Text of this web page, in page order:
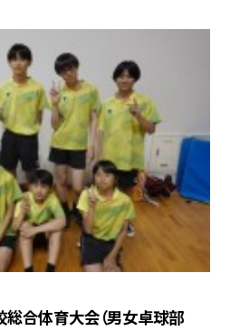
合体育大会（男女卓球部